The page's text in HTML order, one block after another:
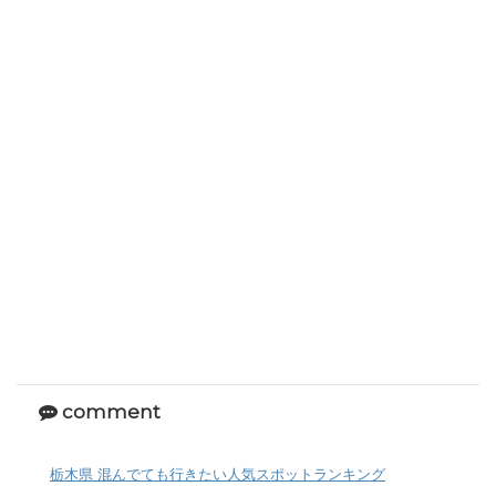
comment
栃木県 混んでても行きたい人気スポットランキング